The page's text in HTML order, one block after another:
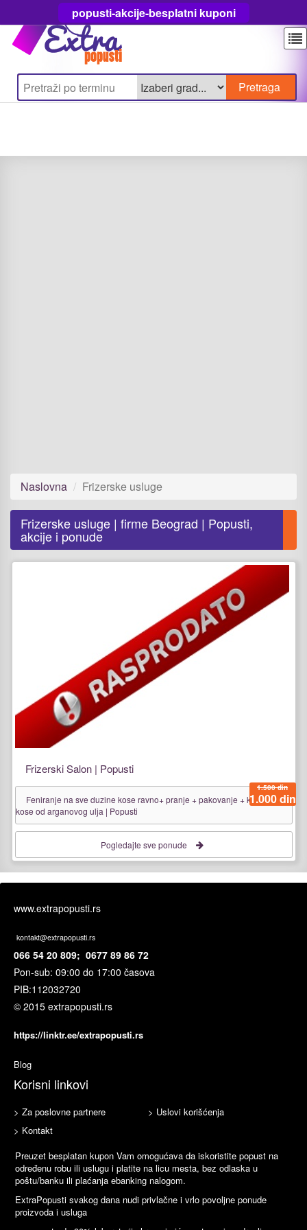
popusti-akcije-besplatni kuponi
Naslovna Frizerske usluge
Frizerske usluge | firme Beograd | Popusti,
akcije i ponude
Frizerski Salon | Popusti
Feniranje na sve duzine kose ravno+ pranje + pakovanje + kapi za sjaj
kose od arganovog ulja | Popusti
1.500 din
1.000 din
Pogledajte sve ponude
www.extrapopusti.rs
kontakt@extrapopusti.rs
066 54 20 809; 0677 89 86 72
Pon-sub: 09:00 do 17:00 časova
PIB:112032720
© 2015 extrapopusti.rs
https://linktr.ee/extrapopusti.rs
Blog
Korisni linkovi
> Za poslovne partnere
> Uslovi korišćenja
> Kontakt
Preuzet besplatan kupon Vam omogućava da iskoristite popust na
određenu robu ili uslugu i platite na licu mesta, bez odlaska u
poštu/banku ili plaćanja ebanking nalogom.
ExtraPopusti svakog dana nudi privlačne i vrlo povoljne ponude
proizvoda i usluga